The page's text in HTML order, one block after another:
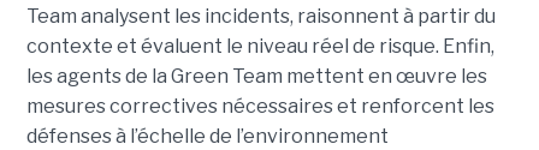
Team analysent les incidents, raisonnent à partir du
contexte et évaluent le niveau réel de risque. Enfin,
les agents de la Green Team mettent en œuvre les
mesures correctives nécessaires et renforcent les
défenses à l’échelle de l’environnement